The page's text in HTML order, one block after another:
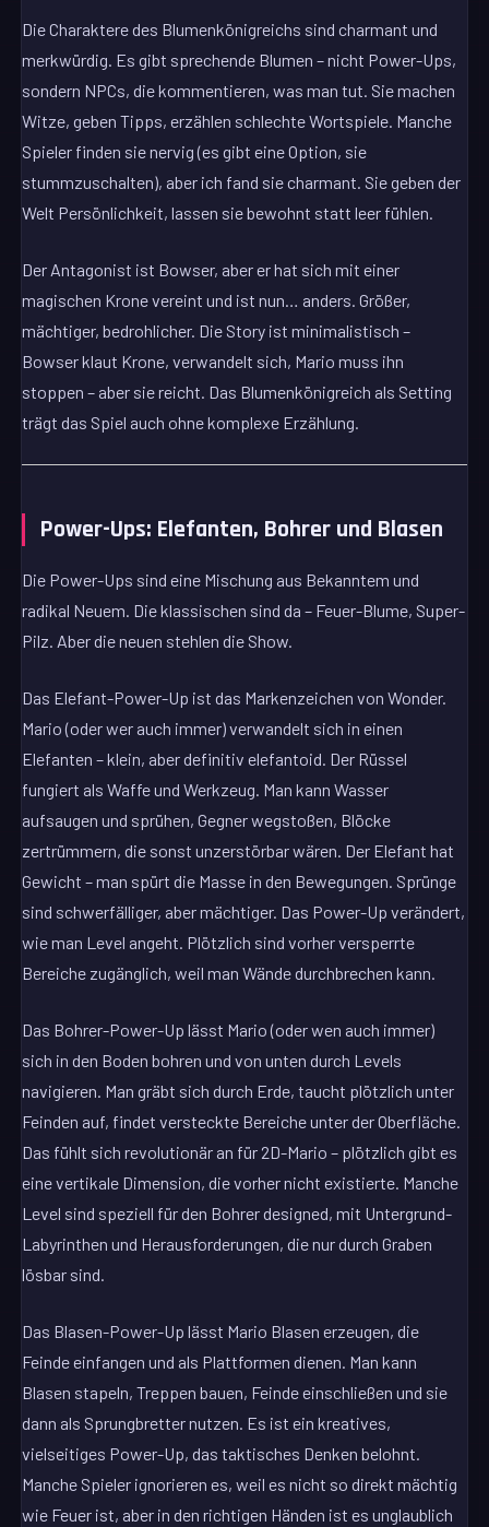
Die Charaktere des Blumenkönigreichs sind charmant und
merkwürdig. Es gibt sprechende Blumen – nicht Power-Ups,
sondern NPCs, die kommentieren, was man tut. Sie machen
Witze, geben Tipps, erzählen schlechte Wortspiele. Manche
Spieler finden sie nervig (es gibt eine Option, sie
stummzuschalten), aber ich fand sie charmant. Sie geben der
Welt Persönlichkeit, lassen sie bewohnt statt leer fühlen.
Der Antagonist ist Bowser, aber er hat sich mit einer
magischen Krone vereint und ist nun… anders. Größer,
mächtiger, bedrohlicher. Die Story ist minimalistisch –
Bowser klaut Krone, verwandelt sich, Mario muss ihn
stoppen – aber sie reicht. Das Blumenkönigreich als Setting
trägt das Spiel auch ohne komplexe Erzählung.
Power-Ups: Elefanten, Bohrer und Blasen
Die Power-Ups sind eine Mischung aus Bekanntem und
radikal Neuem. Die klassischen sind da – Feuer-Blume, Super-
Pilz. Aber die neuen stehlen die Show.
Das Elefant-Power-Up ist das Markenzeichen von Wonder.
Mario (oder wer auch immer) verwandelt sich in einen
Elefanten – klein, aber definitiv elefantoid. Der Rüssel
fungiert als Waffe und Werkzeug. Man kann Wasser
aufsaugen und sprühen, Gegner wegstoßen, Blöcke
zertrümmern, die sonst unzerstörbar wären. Der Elefant hat
Gewicht – man spürt die Masse in den Bewegungen. Sprünge
sind schwerfälliger, aber mächtiger. Das Power-Up verändert,
wie man Level angeht. Plötzlich sind vorher versperrte
Bereiche zugänglich, weil man Wände durchbrechen kann.
Das Bohrer-Power-Up lässt Mario (oder wen auch immer)
sich in den Boden bohren und von unten durch Levels
navigieren. Man gräbt sich durch Erde, taucht plötzlich unter
Feinden auf, findet versteckte Bereiche unter der Oberfläche.
Das fühlt sich revolutionär an für 2D-Mario – plötzlich gibt es
eine vertikale Dimension, die vorher nicht existierte. Manche
Level sind speziell für den Bohrer designed, mit Untergrund-
Labyrinthen und Herausforderungen, die nur durch Graben
lösbar sind.
Das Blasen-Power-Up lässt Mario Blasen erzeugen, die
Feinde einfangen und als Plattformen dienen. Man kann
Blasen stapeln, Treppen bauen, Feinde einschließen und sie
dann als Sprungbretter nutzen. Es ist ein kreatives,
vielseitiges Power-Up, das taktisches Denken belohnt.
Manche Spieler ignorieren es, weil es nicht so direkt mächtig
wie Feuer ist, aber in den richtigen Händen ist es unglaublich